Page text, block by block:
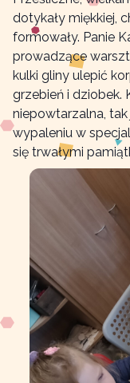
dotykały miękkiej,
formowały. Panie
prowadzące
kulki gliny ulepić
grzebień i dziobek.
niepowtarzalna, tak
wypaleniu w
się trwałymi